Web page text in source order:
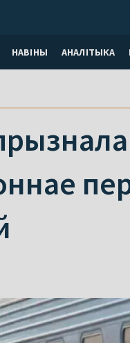
НАВІНЫ АНАЛІТЫКА